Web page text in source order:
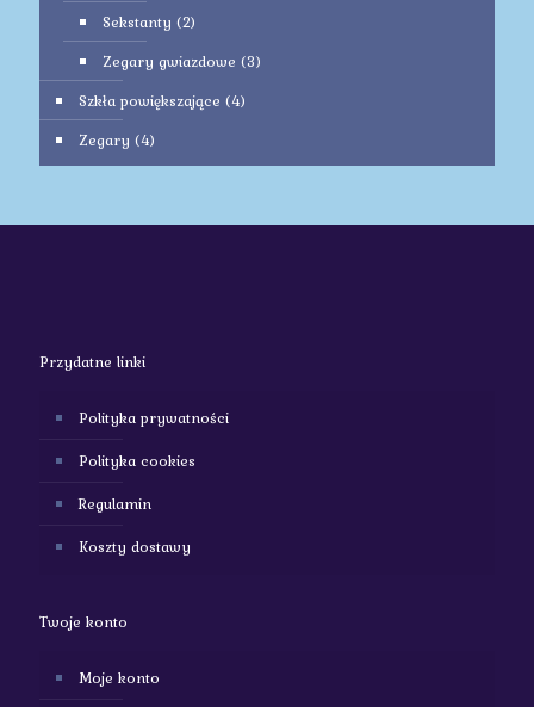
Sekstanty (2)
Zegary gwiazdowe (3)
Szkła powiększające (4)
Zegary (4)
Przydatne linki
Polityka prywatności
Polityka cookies
Regulamin
Koszty dostawy
Twoje konto
Moje konto